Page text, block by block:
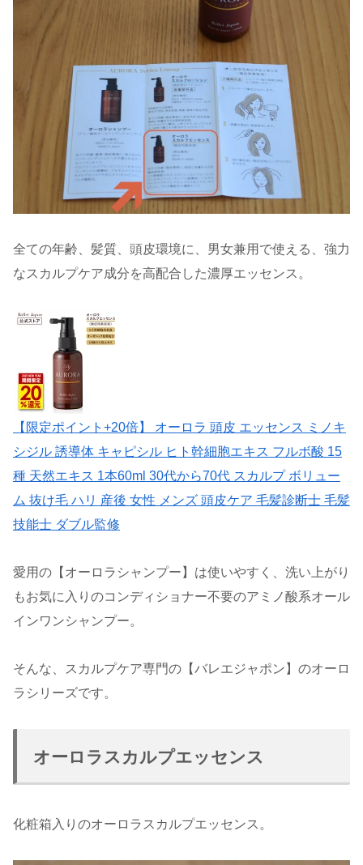
全ての年齢、髪質、頭皮環境に、男女兼用で使える、強力
なスカルプケア成分を高配合した濃厚エッセンス。
【限定ポイント+20倍】 オーロラ 頭皮 エッセンス ミノキ
シジル 誘導体 キャピシル ヒト幹細胞エキス フルボ酸 15
種 天然エキス 1本60ml 30代から70代 スカルプ ボリュー
ム 抜け毛 ハリ 産後 女性 メンズ 頭皮ケア 毛髪診断士 毛髪
技能士 ダブル監修
愛用の【オーロラシャンプー】は使いやすく、洗い上がり
もお気に入りのコンディショナー不要のアミノ酸系オール
インワンシャンプー。
そんな、スカルプケア専門の【バレエジャポン】のオーロ
ラシリーズです。
オーロラスカルプエッセンス
化粧箱入りのオーロラスカルプエッセンス。